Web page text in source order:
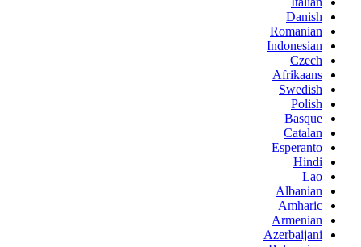
Danish
Romanian
Indonesian
Czech
Afrikaans
Swedish
Polish
Basque
Catalan
Esperanto
Hindi
Lao
Albanian
Amharic
Armenian
Azerbaijani